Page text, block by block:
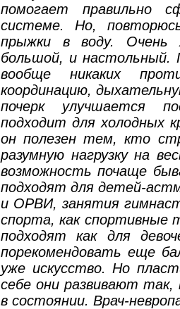
помогает правильно
системе. Но,
прыжки в воду. Очень
большой, и настольный.
вообще никаких
координацию,
почерк улучшается
подходит для холодных
он полезен тем, кто
разумную нагрузку на
возможность почаще
подходят для детей-
и ОРВИ, занятия
спорта, как спортивные
подходят как для
порекомендовать еще
уже искусство. Но
себе они развивают
в состоянии. Врач-